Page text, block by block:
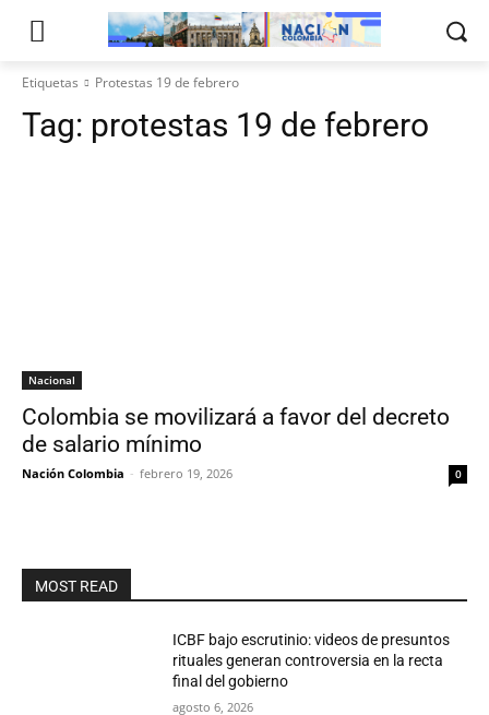
Etiquetas Protestas 19 de febrero
Tag: protestas 19 de febrero
Nacional
Colombia se movilizará a favor del decreto
de salario mínimo
Nación Colombia - febrero 19, 2026 0
MOST READ
ICBF bajo escrutinio: videos de presuntos
rituales generan controversia en la recta
final del gobierno
agosto 6, 2026